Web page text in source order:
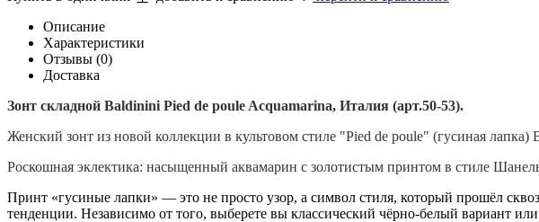
Описание
Характеристики
Отзывы (0)
Доставка
Зонт складной Baldinini Pied de poule Acquamarina, Италия (арт.50-53).
Женский зонт из новой коллекции в культовом стиле "Pied de poule" (гусиная лапка)
Роскошная эклектика: насыщенный аквамарин с золотистым принтом в стиле
Принт «гусиные лапки» — это не просто узор, а символ стиля, который прошёл
тенденции. Независимо от того, выберете вы классический чёрно-белый вариант